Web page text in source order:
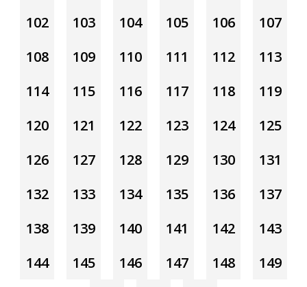
102
103 104 105 106
107
108
109 110 111 112
113
114
115 116 117 118
119
120
121 122 123 124
125
126
127 128 129 130
131
132
133 134 135 136
137
138
139 140 141 142
143
144
145 146 147 148
149